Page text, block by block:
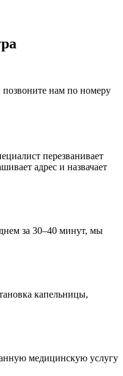
позвоните нам по номеру
перезванивает
адрес и назвачает
за 30–40 минут, мы
капельницы,
медицинскую услугу